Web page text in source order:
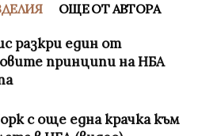
ОЩЕ ОТ АВТОРА
разкри един от
принципи на НБА
с още една крачка към